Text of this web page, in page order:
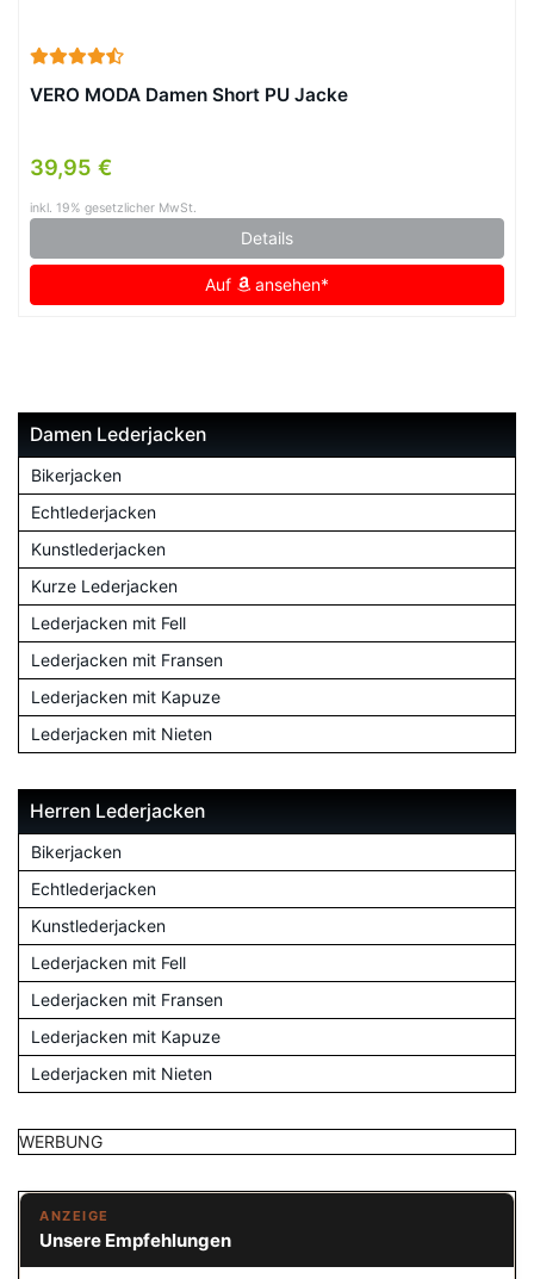
VERO MODA Damen Short PU Jacke
39,95 €
inkl. 19% gesetzlicher MwSt.
Details
Auf ansehen*
Damen Lederjacken
Bikerjacken
Echtlederjacken
Kunstlederjacken
Kurze Lederjacken
Lederjacken mit Fell
Lederjacken mit Fransen
Lederjacken mit Kapuze
Lederjacken mit Nieten
Herren Lederjacken
Bikerjacken
Echtlederjacken
Kunstlederjacken
Lederjacken mit Fell
Lederjacken mit Fransen
Lederjacken mit Kapuze
Lederjacken mit Nieten
WERBUNG
ANZEIGE
Unsere Empfehlungen